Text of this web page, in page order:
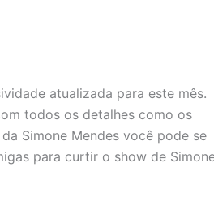
atualizada para este mês.
todos os detalhes como os
Simone Mendes você pode se
para curtir o show de